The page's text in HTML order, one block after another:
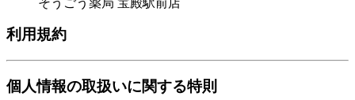
そうごう薬局 宝殿駅前店
利用規約
個人情報の取扱いに関する特則